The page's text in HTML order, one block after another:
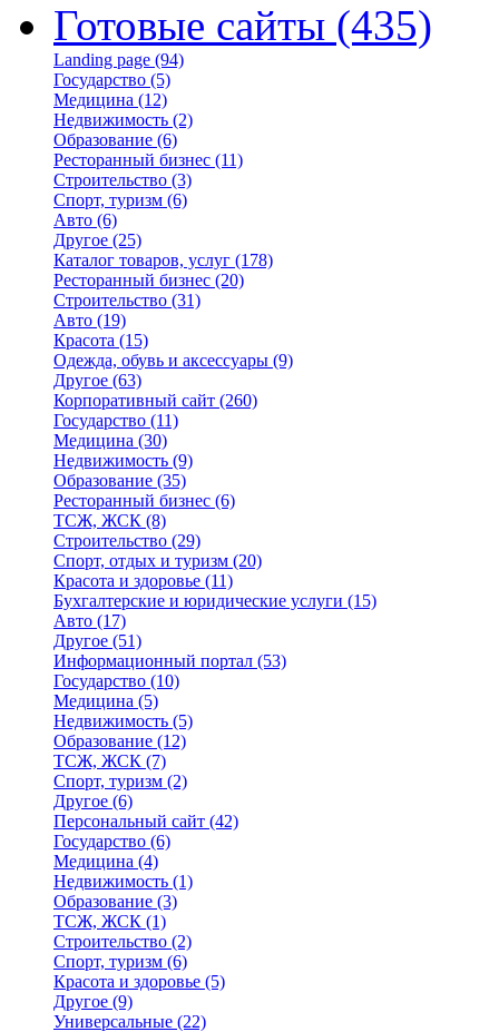
Готовые сайты (435)
Landing page (94)
Государство (5)
Медицина (12)
Недвижимость (2)
Образование (6)
Ресторанный бизнес (11)
Строительство (3)
Спорт, туризм (6)
Авто (6)
Другое (25)
Каталог товаров, услуг (178)
Ресторанный бизнес (20)
Строительство (31)
Авто (19)
Красота (15)
Одежда, обувь и аксессуары (9)
Другое (63)
Корпоративный сайт (260)
Государство (11)
Медицина (30)
Недвижимость (9)
Образование (35)
Ресторанный бизнес (6)
ТСЖ, ЖСК (8)
Строительство (29)
Спорт, отдых и туризм (20)
Красота и здоровье (11)
Бухгалтерские и юридические услуги (15)
Авто (17)
Другое (51)
Информационный портал (53)
Государство (10)
Медицина (5)
Недвижимость (5)
Образование (12)
ТСЖ, ЖСК (7)
Спорт, туризм (2)
Другое (6)
Персональный сайт (42)
Государство (6)
Медицина (4)
Недвижимость (1)
Образование (3)
ТСЖ, ЖСК (1)
Строительство (2)
Спорт, туризм (6)
Красота и здоровье (5)
Другое (9)
Универсальные (22)